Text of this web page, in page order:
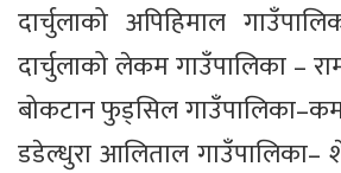
दार्चुलाको अपिहिमाल
दार्चुलाको लेकम गाउँपालिका –
बोकटान फुड्सिल
डडेल्धुरा आलिताल गाउँपालिका–